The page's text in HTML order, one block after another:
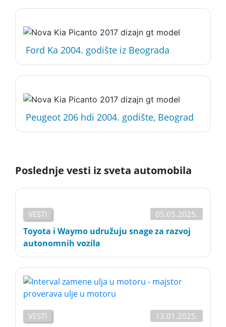
Ford Ka 2004. godište iz Beograda
Peugeot 206 hdi 2004. godište, Beograd
Poslednje vesti iz sveta automobila
VESTI 05.05.2025.
Toyota i Waymo udružuju snage za razvoj
autonomnih vozila
VESTI 13.01.2025.